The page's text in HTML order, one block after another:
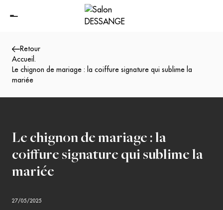
Retour
Accueil .
Le chignon de mariage : la coiffure signature qui sublime la
mariée
Le chignon de mariage : la
coiffure signature qui sublime la
mariée
27/05/2025